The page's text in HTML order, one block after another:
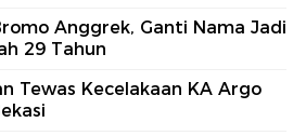
Anggrek, Ganti Nama Jadi
29 Tahun
Tewas Kecelakaan KA Argo